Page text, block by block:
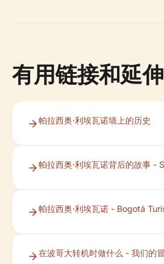
有用链接和延
帕拉西奥·利埃瓦诺墙上的历史
帕拉西奥·利埃瓦诺背后的故事 -
帕拉西奥·利埃瓦诺 - Bogotá
在波哥大转机时做什么 - 我们的